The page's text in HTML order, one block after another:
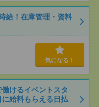
給！在庫管理・資料
気になる！
けるイベントスタ
給料もらえる日払